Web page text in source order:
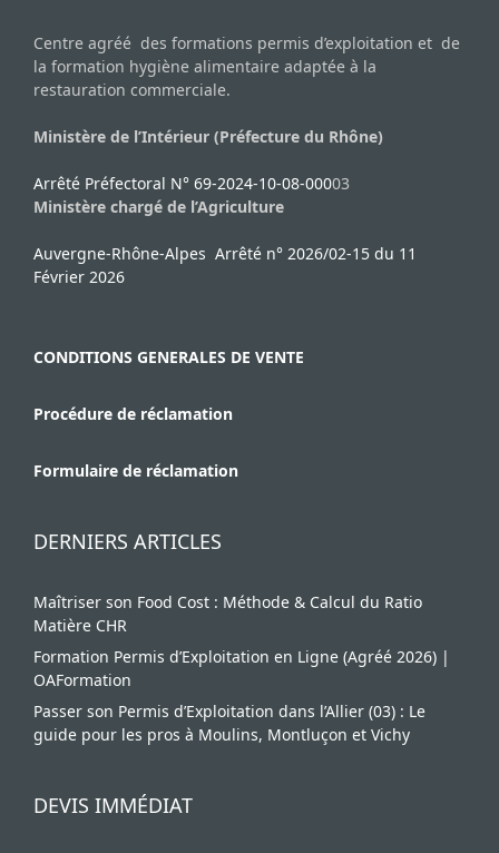
Centre agréé des formations permis d’exploitation et de
la formation hygiène alimentaire adaptée à la
restauration commerciale.
Ministère de l’Intérieur (Préfecture du Rhône)
Arrêté Préfectoral N° 69-2024-10-08-00003
Ministère chargé de l’Agriculture
Auvergne-Rhône-Alpes Arrêté n° 2026/02-15 du 11
Février 2026
CONDITIONS GENERALES DE VENTE
Procédure de réclamation
Formulaire de réclamation
DERNIERS ARTICLES
Maîtriser son Food Cost : Méthode & Calcul du Ratio
Matière CHR
Formation Permis d’Exploitation en Ligne (Agréé 2026) |
OAFormation
Passer son Permis d’Exploitation dans l’Allier (03) : Le
guide pour les pros à Moulins, Montluçon et Vichy
DEVIS IMMÉDIAT